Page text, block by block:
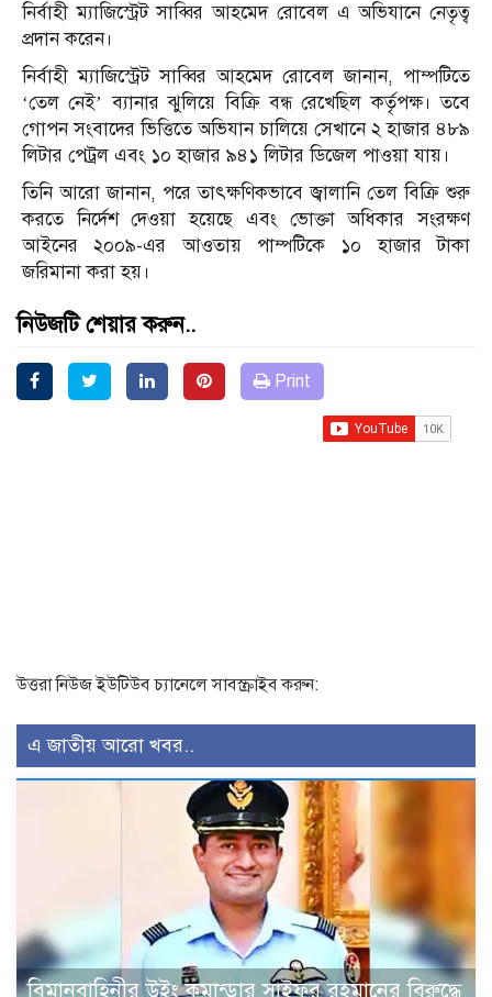
নির্বাহী ম্যাজিস্ট্রেট সাব্বির আহমেদ রোবেল এ অভিযানে নেতৃত্ব
প্রদান করেন।
নির্বাহী ম্যাজিস্ট্রেট সাব্বির আহমেদ রোবেল জানান, পাম্পটিতে
‘তেল নেই’ ব্যানার ঝুলিয়ে বিক্রি বন্ধ রেখেছিল কর্তৃপক্ষ। তবে
গোপন সংবাদের ভিত্তিতে অভিযান চালিয়ে সেখানে ২ হাজার ৪৮৯
লিটার পেট্রল এবং ১০ হাজার ৯৪১ লিটার ডিজেল পাওয়া যায়।
তিনি আরো জানান, পরে তাৎক্ষণিকভাবে জ্বালানি তেল বিক্রি শুরু
করতে নির্দেশ দেওয়া হয়েছে এবং ভোক্তা অধিকার সংরক্ষণ
আইনের ২০০৯-এর আওতায় পাম্পটিকে ১০ হাজার টাকা
জরিমানা করা হয়।
নিউজটি শেয়ার করুন..
Print
উত্তরা নিউজ ইউটিউব চ্যানেলে সাবস্ক্রাইব করুন:
এ জাতীয় আরো খবর..
বিমানবাহিনীর উইং কমান্ডার সাইফুর রহমানের বিরুদ্ধে